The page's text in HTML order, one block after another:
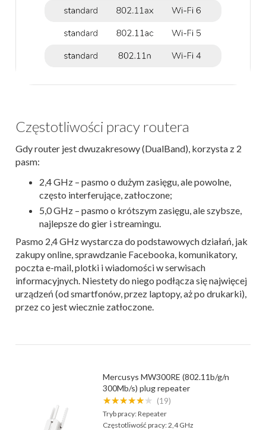
Częstotliwości pracy routera
Gdy router jest dwuzakresowy (DualBand), korzysta z 2
pasm:
2,4 GHz – pasmo o dużym zasięgu, ale powolne,
często interferujące, zatłoczone;
5,0 GHz – pasmo o krótszym zasięgu, ale szybsze,
najlepsze do gier i streamingu.
Pasmo 2,4 GHz wystarcza do podstawowych działań, jak
zakupy online, sprawdzanie Facebooka, komunikatory,
poczta e-mail, plotki i wiadomości w serwisach
informacyjnych. Niestety do niego podłącza się najwięcej
urządzeń (od smartfonów, przez laptopy, aż po drukarki),
przez co jest wiecznie zatłoczone.
Mercusys MW300RE (802.11b/g/n
300Mb/s) plug repeater
★★★★★★ (19)
Tryb pracy:Repeater
Częstotliwość pracy:2,4 GHz